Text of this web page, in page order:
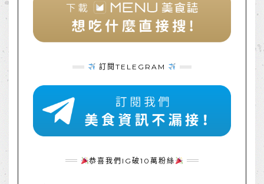
訂閱TELEGRAM
恭喜我們IG破10萬粉絲